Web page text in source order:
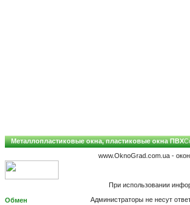
Металлопластиковые окна, пластиковые окна ПВХ
www.OknoGrad.com.ua -
При использовании
Администраторы не несут
Обмен